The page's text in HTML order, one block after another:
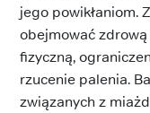
jego powikłaniom.
obejmować
fizyczną,
rzucenie palenia.
związanych z